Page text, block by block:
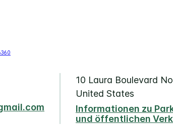
10 Laura Boulevard
United States
Informationen zu
und öffentlichen